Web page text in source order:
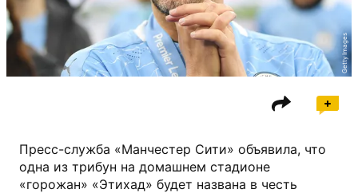
Getty Images
Пресс-служба «Манчестер Сити» объявила, что
одна из трибун на домашнем стадионе
«горожан» «Этихад» будет названа в честь